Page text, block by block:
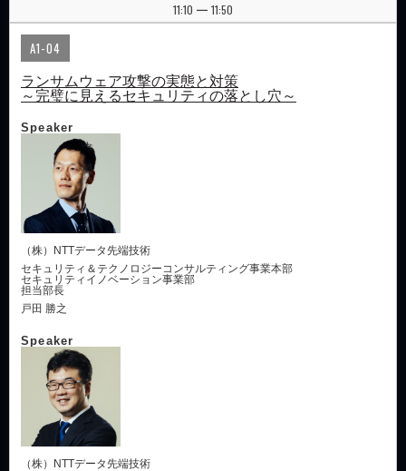
11:10 | 11:50
A1-04
ランサムウェア攻撃の実態と対策
～完璧に見えるセキュリティの落とし穴～
Speaker
（株）NTTデータ先端技術
セキュリティ＆テクノロジーコンサルティング事業本部
セキュリティイノベーション事業部
担当部長
戸田 勝之
Speaker
（株）NTTデータ先端技術